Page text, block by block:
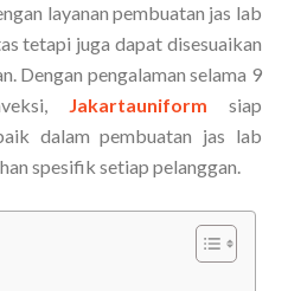
layanan pembuatan jas lab
tetapi juga dapat disesuaikan
Dengan pengalaman selama 9
Jakartauniform
siap
dalam pembuatan jas lab
spesifik setiap pelanggan.